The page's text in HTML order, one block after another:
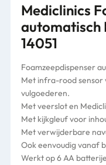
Mediclinics
automatisch
14051
Foamzeepdispenser
Met infra-rood sensor
vulgoederen.
Met veerslot en
Met kijkgleuf voor
Met verwijderbare
Ook eenvoudig vanaf
Werkt op 6 AA